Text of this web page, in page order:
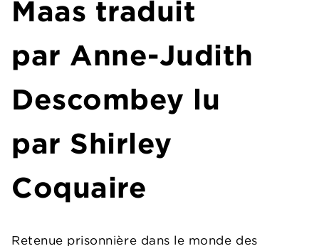
Maas traduit
par Anne-Judith
Descombey lu
par Shirley
Coquaire
Retenue prisonnière dans le monde des